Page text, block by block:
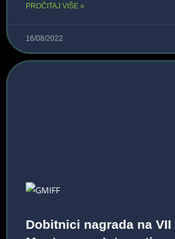
PROČITAJ VIŠE »
16/08/2022
Dobitnici nagrada na VII